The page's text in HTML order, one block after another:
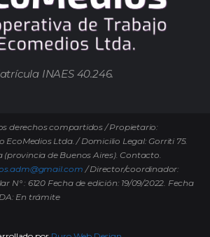
INAES 40.246.
derechos compartidos / Propietario:
EcoMedios Ltda. / Domicilio Legal: Gorriti 75.
(provincia de Buenos Aires). Contacto.
/ Director/coordinador:
N° : 6120 Fecha de edición: 19/09/2022. Fecha
En trámite